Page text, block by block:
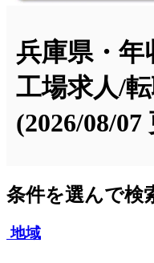
兵庫県・年
工場求人/
(2026/08/07
条件を選んで検
地域